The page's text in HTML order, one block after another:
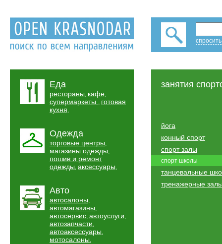
Еда
рестораны, кафе,
супермаркеты , готовая
кухня,
Одежда
торговые центры,
магазины одежды,
пошив и ремонт
одежды, аксессуары,
Авто
автосалоны,
автомагазины,
автосервис, автоуслуги,
автозапчасти,
автоаксессуары,
мотосалоны,
занятия
йога
конный спорт
спорт залы
спорт школы
танцевальные
тренажерные